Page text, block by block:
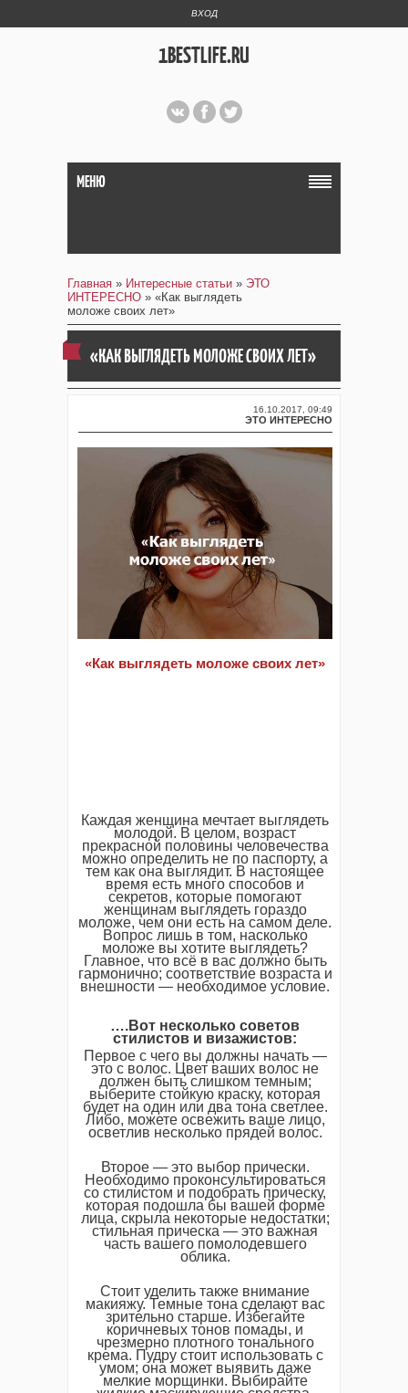
ВХОД
1BESTLIFE.RU
МЕНЮ
Главная » Интересные статьи » ЭТО
ИНТЕРЕСНО » «Как выглядеть
моложе своих лет»
«КАК ВЫГЛЯДЕТЬ МОЛОЖЕ СВОИХ ЛЕТ»
16.10.2017, 09:49
ЭТО ИНТЕРЕСНО
«Как выглядеть моложе своих лет»
Каждая женщина мечтает выглядеть
молодой. В целом, возраст
прекрасной половины человечества
можно определить не по паспорту, а
тем как она выглядит. В настоящее
время есть много способов и
секретов, которые помогают
женщинам выглядеть гораздо
моложе, чем они есть на самом деле.
Вопрос лишь в том, насколько
моложе вы хотите выглядеть?
Главное, что всё в вас должно быть
гармонично; соответствие возраста и
внешности — необходимое условие.
….Вот несколько советов
стилистов и визажистов:
Первое с чего вы должны начать —
это с волос. Цвет ваших волос не
должен быть слишком темным;
выберите стойкую краску, которая
будет на один или два тона светлее.
Либо, можете освежить ваше лицо,
осветлив несколько прядей волос.
Второе — это выбор прически.
Необходимо проконсультироваться
со стилистом и подобрать прическу,
которая подошла бы вашей форме
лица, скрыла некоторые недостатки;
стильная прическа — это важная
часть вашего помолодевшего
облика.
Стоит уделить также внимание
макияжу. Темные тона сделают вас
зрительно старше. Избегайте
коричневых тонов помады, и
чрезмерно плотного тонального
крема. Пудру стоит использовать с
умом; она может выявить даже
мелкие морщинки. Выбирайте